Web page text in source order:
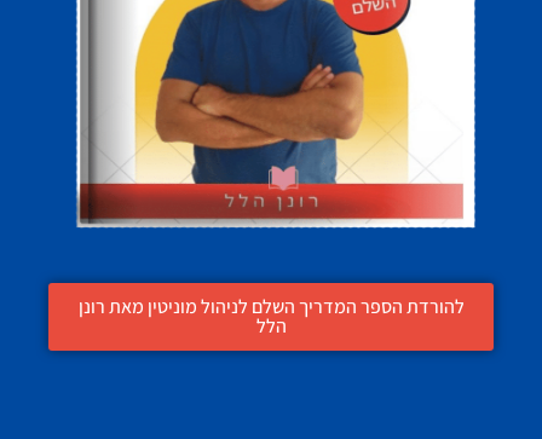
להורדת הספר המדריך השלם לניהול מוניטין מאת רונן
הלל